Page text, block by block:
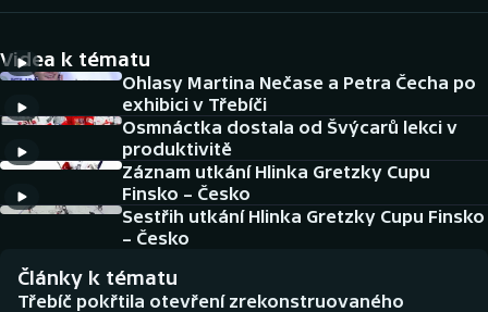
Cyklistika
DALŠÍ SPORTY
Americký fotbal
Baseball a softbal
Basketbal
NEPŘEHLÉDNĚTE
Historické návraty
Videa k tématu
Ohlasy Martina Nečase a Petra Čecha po
exhibici v Třebíči
Osmnáctka dostala od Švýcarů lekci v
produktivitě
Záznam utkání Hlinka Gretzky Cupu
Finsko – Česko
Sestřih utkání Hlinka Gretzky Cupu Finsko
– Česko
Články k tématu
Třebíč pokřtila otevření zrekonstruovaného